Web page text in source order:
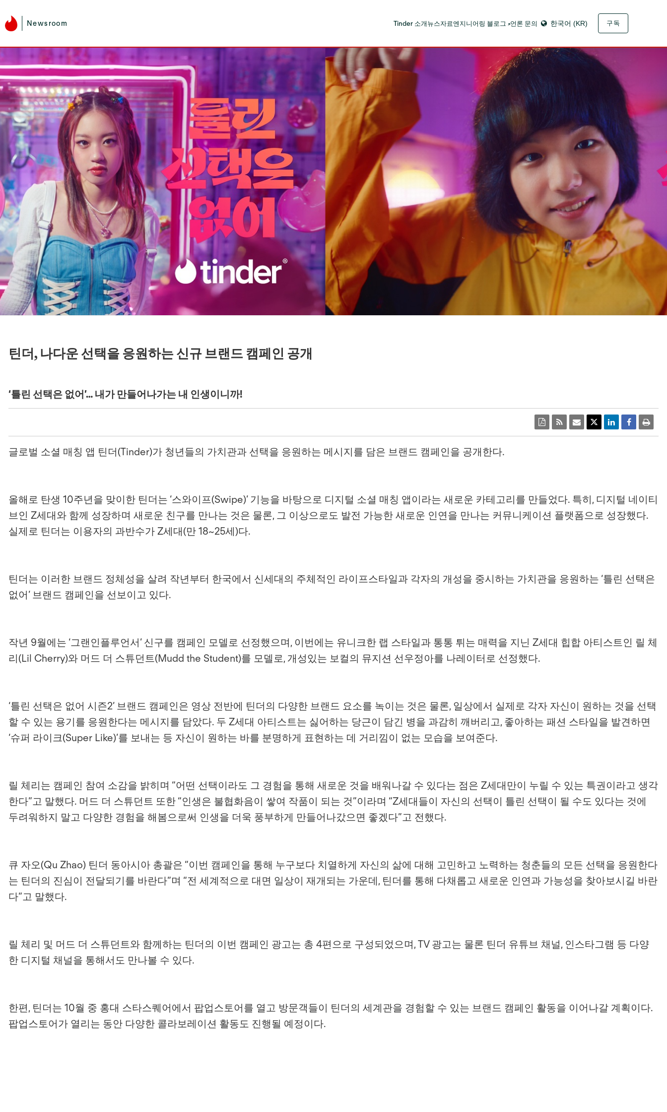
Newsroom Tinder 소개뉴스자료엔지니어링 블로그 언론 문의 한국어 (KR) 구독
틴더, 나다운 선택을 응원하는 신규 브랜드 캠페인 공개
‘틀린 선택은 없어’… 내가 만들어나가는 내 인생이니까!
글로벌 소셜 매칭 앱 틴더(Tinder)가 청년들의 가치관과 선택을 응원하는 메시지를 담은 브랜드 캠페인을 공개한다.
올해로 탄생 10주년을 맞이한 틴더는 ‘스와이프(Swipe)’ 기능을 바탕으로 디지털 소셜 매칭 앱이라는 새로운 카테고리를 만들었다. 특히, 디지털 네이티
브인 Z세대와 함께 성장하며 새로운 친구를 만나는 것은 물론, 그 이상으로도 발전 가능한 새로운 인연을 만나는 커뮤니케이션 플랫폼으로 성장했다.
실제로 틴더는 이용자의 과반수가 Z세대(만 18~25세)다.
틴더는 이러한 브랜드 정체성을 살려 작년부터 한국에서 신세대의 주체적인 라이프스타일과 각자의 개성을 중시하는 가치관을 응원하는 ‘틀린 선택은
없어’ 브랜드 캠페인을 선보이고 있다.
작년 9월에는 ‘그랜인플루언서’ 신구를 캠페인 모델로 선정했으며, 이번에는 유니크한 랩 스타일과 통통 튀는 매력을 지닌 Z세대 힙합 아티스트인 릴 체
리(Lil Cherry)와 머드 더 스튜던트(Mudd the Student)를 모델로, 개성있는 보컬의 뮤지션 선우정아를 나레이터로 선정했다.
‘틀린 선택은 없어 시즌2’ 브랜드 캠페인은 영상 전반에 틴더의 다양한 브랜드 요소를 녹이는 것은 물론, 일상에서 실제로 각자 자신이 원하는 것을 선택
할 수 있는 용기를 응원한다는 메시지를 담았다. 두 Z세대 아티스트는 싫어하는 당근이 담긴 병을 과감히 깨버리고, 좋아하는 패션 스타일을 발견하면
‘슈퍼 라이크(Super Like)’를 보내는 등 자신이 원하는 바를 분명하게 표현하는 데 거리낌이 없는 모습을 보여준다.
릴 체리는 캠페인 참여 소감을 밝히며 “어떤 선택이라도 그 경험을 통해 새로운 것을 배워나갈 수 있다는 점은 Z세대만이 누릴 수 있는 특권이라고 생각
한다”고 말했다. 머드 더 스튜던트 또한 “인생은 불협화음이 쌓여 작품이 되는 것”이라며 “Z세대들이 자신의 선택이 틀린 선택이 될 수도 있다는 것에
두려워하지 말고 다양한 경험을 해봄으로써 인생을 더욱 풍부하게 만들어나갔으면 좋겠다”고 전했다.
큐 자오(Qu Zhao) 틴더 동아시아 총괄은 “이번 캠페인을 통해 누구보다 치열하게 자신의 삶에 대해 고민하고 노력하는 청춘들의 모든 선택을 응원한다
는 틴더의 진심이 전달되기를 바란다”며 “전 세계적으로 대면 일상이 재개되는 가운데, 틴더를 통해 다채롭고 새로운 인연과 가능성을 찾아보시길 바란
다”고 말했다.
릴 체리 및 머드 더 스튜던트와 함께하는 틴더의 이번 캠페인 광고는 총 4편으로 구성되었으며, TV 광고는 물론 틴더 유튜브 채널, 인스타그램 등 다양
한 디지털 채널을 통해서도 만나볼 수 있다.
한편, 틴더는 10월 중 홍대 스타스퀘어에서 팝업스토어를 열고 방문객들이 틴더의 세계관을 경험할 수 있는 브랜드 캠페인 활동을 이어나갈 계획이다.
팝업스토어가 열리는 동안 다양한 콜라보레이션 활동도 진행될 예정이다.